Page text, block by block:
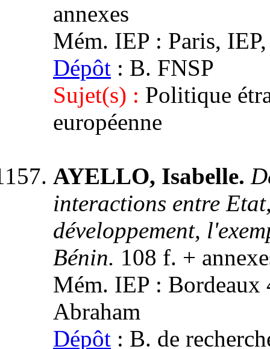
annexes
Mém. IEP : Paris,
Dépôt : B. FNSP
Sujet(s) : Politique
européenne
AYELLO, Isabelle.
interactions entre
développement,
Bénin. 108 f. +
Mém. IEP :
Abraham
Dépôt : B. de